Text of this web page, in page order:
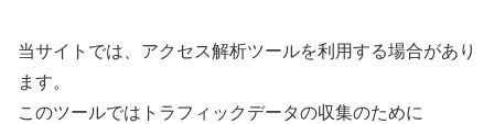
当サイトでは、アクセス解析ツールを利用する場合があり
ます。
このツールではトラフィックデータの収集のために